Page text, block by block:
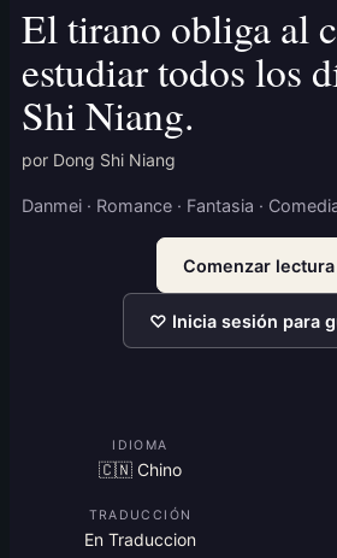
El tirano obliga al
estudiar todos los
Shi Niang.
por Dong Shi Niang
Danmei · Romance · Fantasia ·
Comenzar
♡ Inicia sesión para
IDIOMA
🇨🇳 Chino
TRADUCCIÓN
En Traduccion